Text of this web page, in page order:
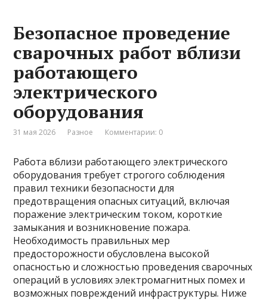
Безопасное проведение
сварочных работ вблизи
работающего
электрического
оборудования
31 мая 2026 Разное Комментарии: 0
Работа вблизи работающего электрического
оборудования требует строгого соблюдения
правил техники безопасности для
предотвращения опасных ситуаций, включая
поражение электрическим током, короткие
замыкания и возникновение пожара.
Необходимость правильных мер
предосторожности обусловлена высокой
опасностью и сложностью проведения сварочных
операций в условиях электромагнитных помех и
возможных повреждений инфраструктуры. Ниже